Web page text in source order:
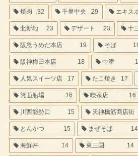
焼肉 32 千里中央 29 エキス
北新地 23 デザート 23 十
阪急うめだ本店 19 そば
阪神梅田本店 18 中津
人気スイーツ店 17 たこ焼き 17
箕面船場 16 喫茶店 16
川西能勢口 15 天神橋筋商店街
とんかつ 15 まぜそば 14
海鮮丼 14 東三国 14